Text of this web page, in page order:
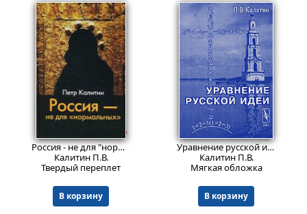
₽
Россия - не для "нормальных".
Калитин П.В.
Твердый переплет
В корзину
611₽
Уравнение русской идеи (По-святоотечески новая и оригинальная система «мысли–поступка–социума» российских ученых монахов второй половины XVIII – начала XIX веков)
Калитин П.В.
Мягкая обложка
В корзину